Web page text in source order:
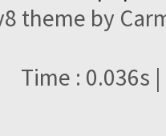
theme by
Time : 0.036s